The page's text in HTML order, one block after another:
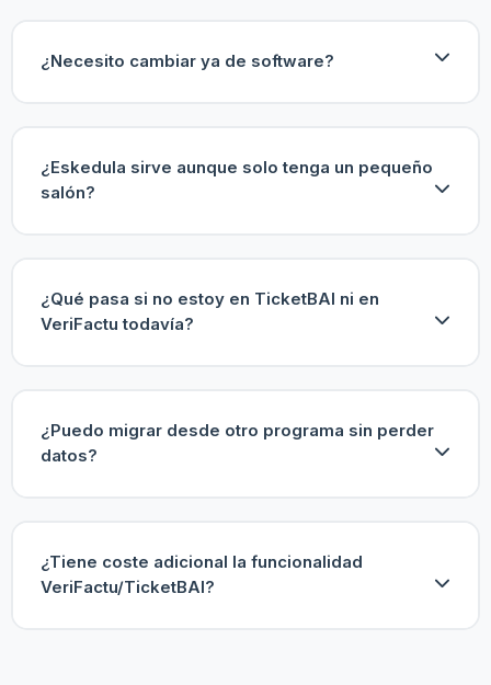
¿Necesito cambiar ya de software?
¿Eskedula sirve aunque solo tenga un pequeño
salón?
¿Qué pasa si no estoy en TicketBAI ni en
VeriFactu todavía?
¿Puedo migrar desde otro programa sin perder
datos?
¿Tiene coste adicional la funcionalidad
VeriFactu/TicketBAI?